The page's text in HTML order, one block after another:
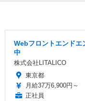
Webフロントエンドエ
中
株式会社LITALICO
東京都
月給37万6,900円～
正社員